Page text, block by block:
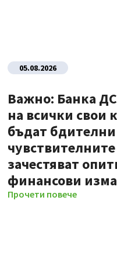
05.08.2026
Важно: Банка
на всички свои
бъдат
зачестяват
финансови
Прочети повече